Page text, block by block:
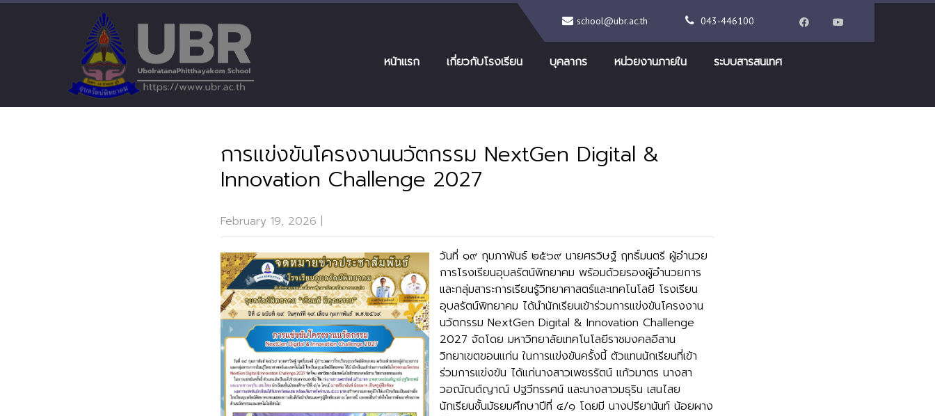
school@ubr.ac.th 043-446100
หน้าแรก เกี่ยวกับโรงเรียน บุคลากร หน่วยงานภายใน ระบบสารสนเทศ
การแข่งขันโครงงานนวัตกรรม NextGen Digital &
Innovation Challenge 2027
February 19, 2026 |
วันที่ ๑๙ กุมภาพันธ์ ๒๕๖๙ นายศรวิษฐ์ ฤทธิ์มนตรี ผู้อำนวย
การโรงเรียนอุบลรัตน์พิทยาคม พร้อมด้วยรองผู้อำนวยการ
และกลุ่มสาระการเรียนรู้วิทยาศาสตร์และเทคโนโลยี โรงเรียน
อุบลรัตน์พิทยาคม ได้นำนักเรียนเข้าร่วมการแข่งขันโครงงาน
นวัตกรรม NextGen Digital & Innovation Challenge
2027 จัดโดย มหาวิทยาลัยเทคโนโลยีราชมงคลอีสาน
วิทยาเขตขอนแก่น ในการแข่งขันครั้งนี้ ตัวแทนนักเรียนที่เข้า
ร่วมการแข่งขัน ได้แก่นางสาวเพชรรัตน์ แก้วมาตร นางสา
วอณัณต์ญาณ์ ปฐวีทรรศน์ และนางสาวมธุริน เสนไสย
นักเรียนชั้นมัธยมศึกษาปีที่ ๔/๑ โดยมี นางปรียานันท์ น้อยผาง